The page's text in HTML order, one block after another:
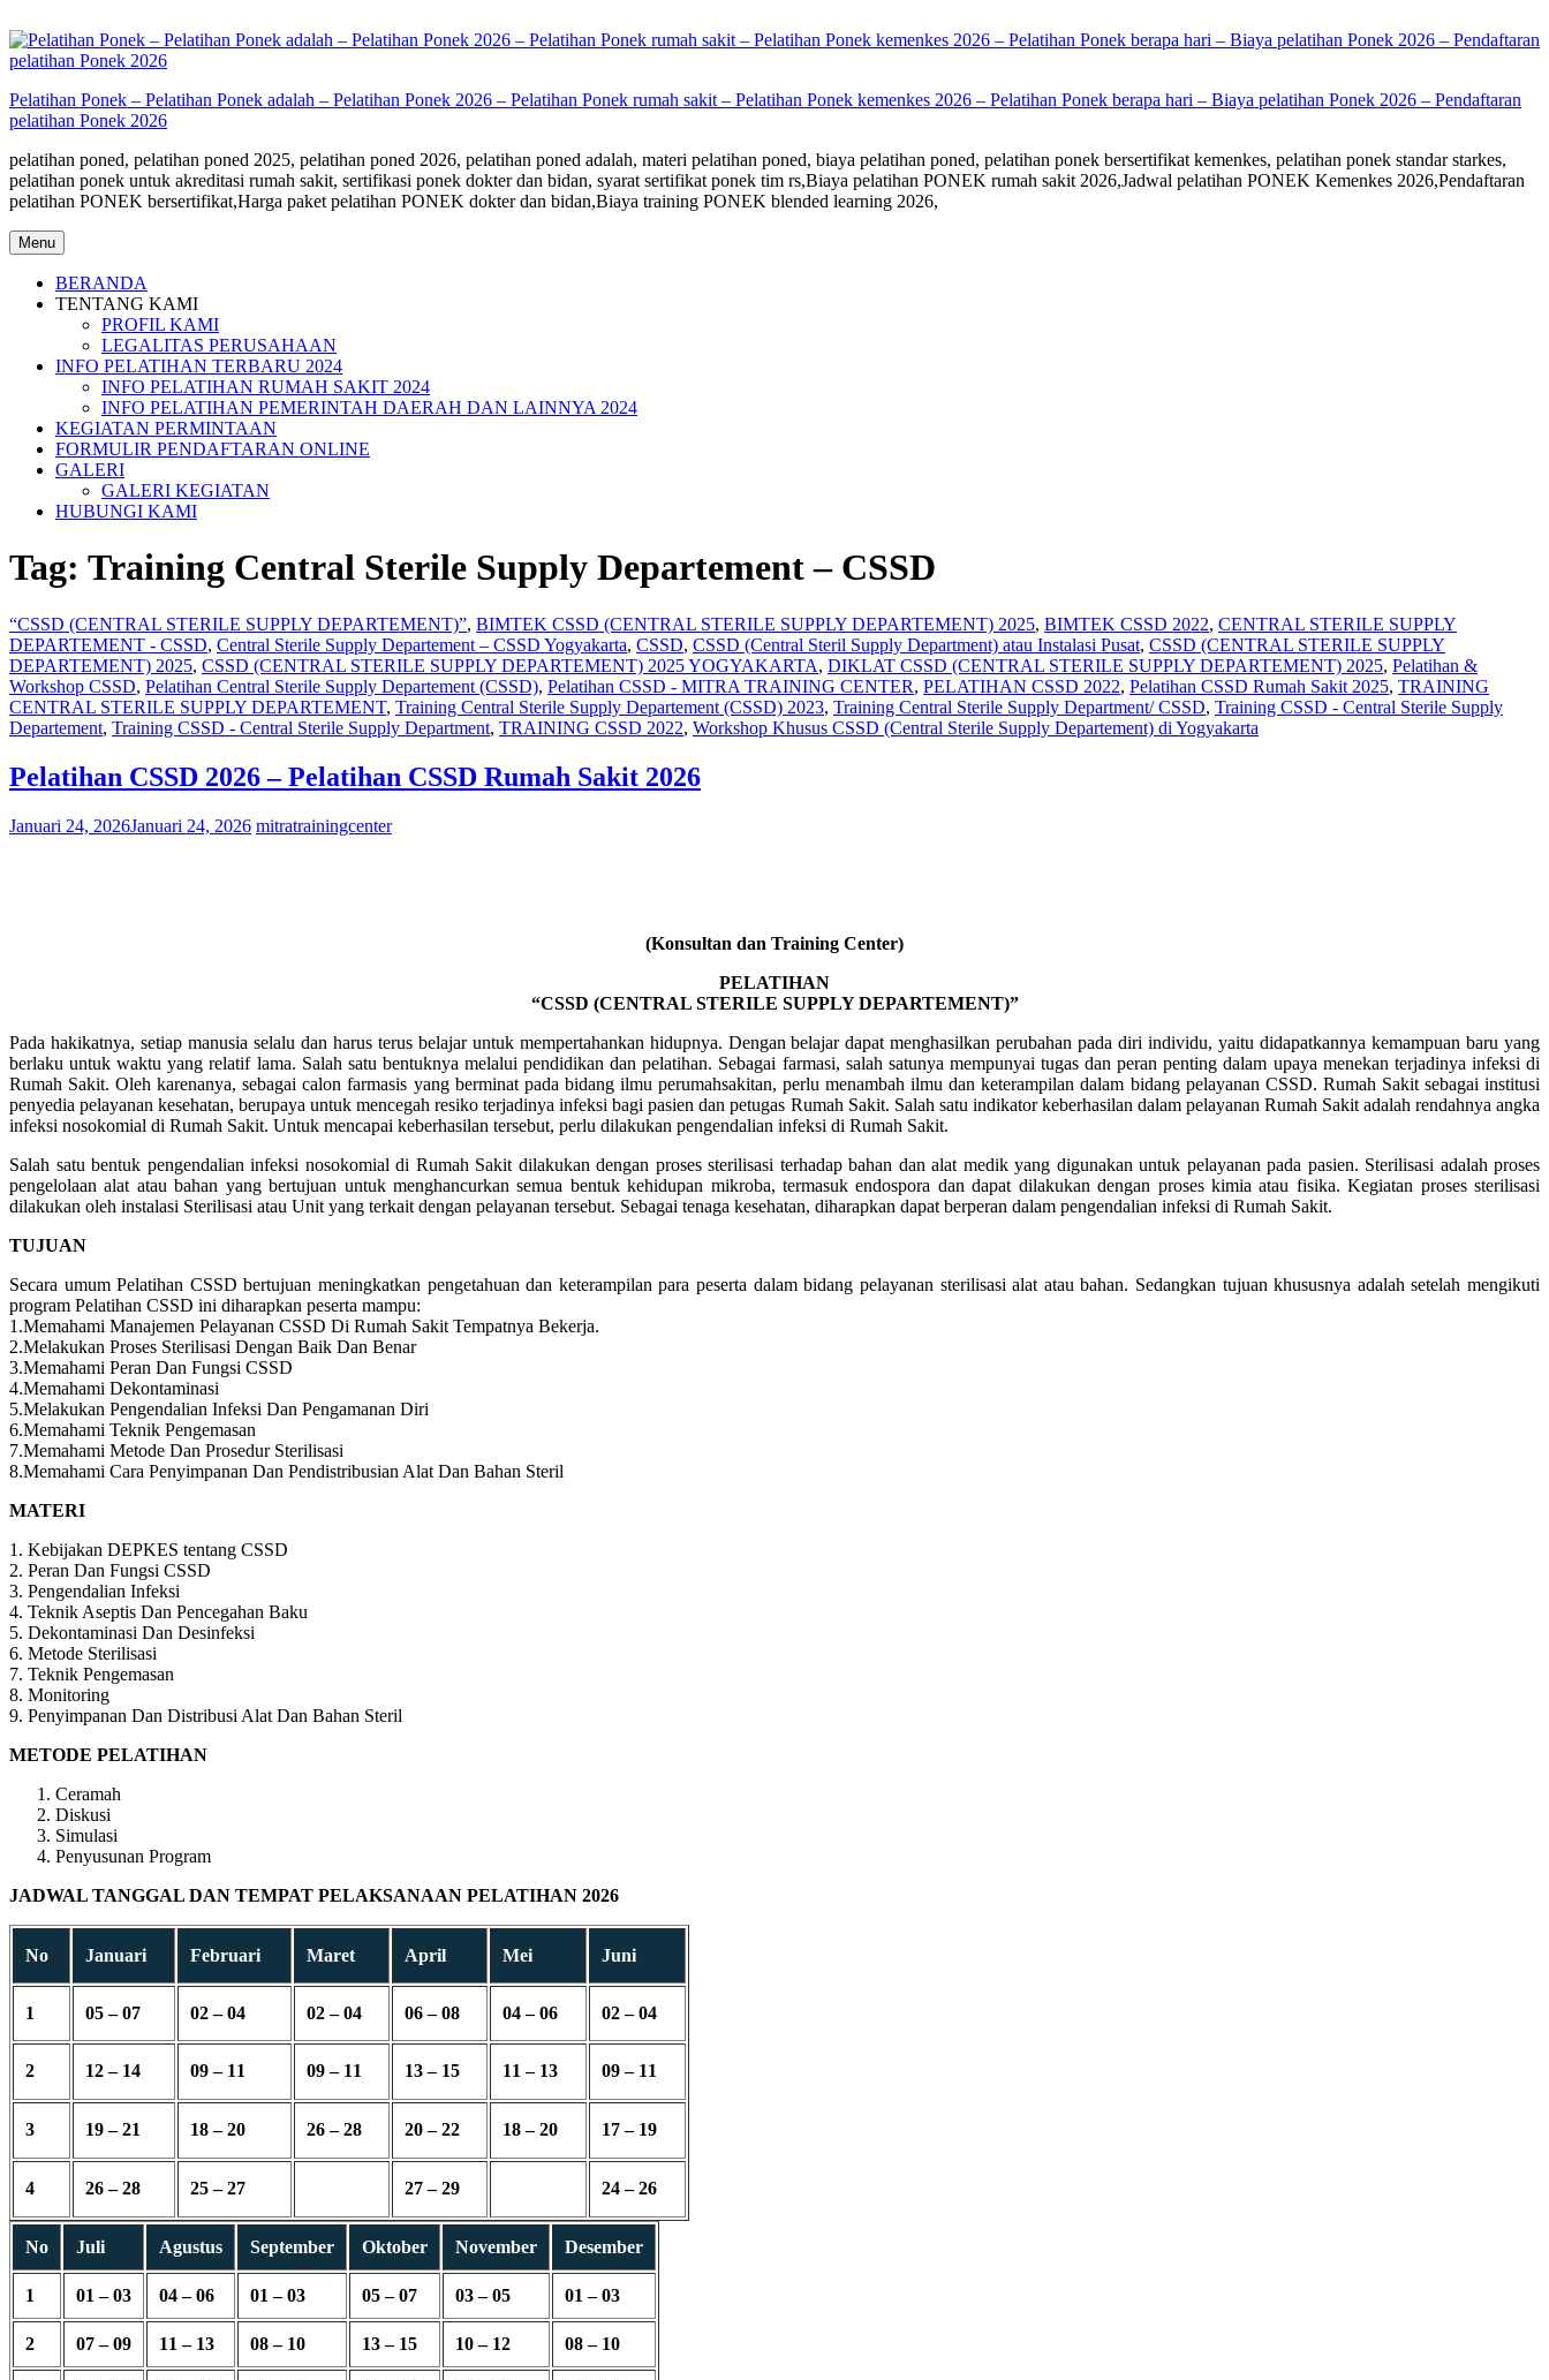
to
content
Pelatihan Ponek – Pelatihan Ponek adalah – Pelatihan Ponek 2026 – Pelatihan Ponek rumah sakit – Pelatihan Ponek kemenkes 2026 – Pelatihan Ponek berapa hari – Biaya pelatihan Ponek 2026 – Pendaftaran
pelatihan Ponek 2026
pelatihan poned, pelatihan poned 2025, pelatihan poned 2026, pelatihan poned adalah, materi pelatihan poned, biaya pelatihan poned, pelatihan ponek bersertifikat kemenkes, pelatihan ponek standar starkes,
pelatihan ponek untuk akreditasi rumah sakit, sertifikasi ponek dokter dan bidan, syarat sertifikat ponek tim rs,Biaya pelatihan PONEK rumah sakit 2026,Jadwal pelatihan PONEK Kemenkes 2026,Pendaftaran
pelatihan PONEK bersertifikat,Harga paket pelatihan PONEK dokter dan bidan,Biaya training PONEK blended learning 2026,
Menu
BERANDA
TENTANG KAMI
PROFIL KAMI
LEGALITAS PERUSAHAAN
INFO PELATIHAN TERBARU 2024
INFO PELATIHAN RUMAH SAKIT 2024
INFO PELATIHAN PEMERINTAH DAERAH DAN LAINNYA 2024
KEGIATAN PERMINTAAN
FORMULIR PENDAFTARAN ONLINE
GALERI
GALERI KEGIATAN
HUBUNGI KAMI
Tag: Training Central Sterile Supply Departement – CSSD
“CSSD (CENTRAL STERILE SUPPLY DEPARTEMENT)”, BIMTEK CSSD (CENTRAL STERILE SUPPLY DEPARTEMENT) 2025, BIMTEK CSSD 2022, CENTRAL STERILE SUPPLY
DEPARTEMENT - CSSD, Central Sterile Supply Departement – CSSD Yogyakarta, CSSD, CSSD (Central Steril Supply Department) atau Instalasi Pusat, CSSD (CENTRAL STERILE SUPPLY
DEPARTEMENT) 2025, CSSD (CENTRAL STERILE SUPPLY DEPARTEMENT) 2025 YOGYAKARTA, DIKLAT CSSD (CENTRAL STERILE SUPPLY DEPARTEMENT) 2025, Pelatihan &
Workshop CSSD, Pelatihan Central Sterile Supply Departement (CSSD), Pelatihan CSSD - MITRA TRAINING CENTER, PELATIHAN CSSD 2022, Pelatihan CSSD Rumah Sakit 2025, TRAINING
CENTRAL STERILE SUPPLY DEPARTEMENT, Training Central Sterile Supply Departement‎ (CSSD) 2023, Training Central Sterile Supply Department/ CSSD, Training CSSD - Central Sterile Supply
Departement, Training CSSD - Central Sterile Supply Department, TRAINING CSSD 2022, Workshop Khusus CSSD (Central Sterile Supply Departement) di Yogyakarta
Pelatihan CSSD 2026 – Pelatihan CSSD Rumah Sakit 2026
Januari 24, 2026Januari 24, 2026 mitratrainingcenter
(Konsultan dan Training Center)
PELATIHAN
“CSSD (CENTRAL STERILE SUPPLY DEPARTEMENT)”
Pada hakikatnya, setiap manusia selalu dan harus terus belajar untuk mempertahankan hidupnya. Dengan belajar dapat menghasilkan perubahan pada diri individu, yaitu didapatkannya kemampuan baru yang
berlaku untuk waktu yang relatif lama. Salah satu bentuknya melalui pendidikan dan pelatihan. Sebagai farmasi, salah satunya mempunyai tugas dan peran penting dalam upaya menekan terjadinya infeksi di
Rumah Sakit. Oleh karenanya, sebagai calon farmasis yang berminat pada bidang ilmu perumahsakitan, perlu menambah ilmu dan keterampilan dalam bidang pelayanan CSSD. Rumah Sakit sebagai institusi
penyedia pelayanan kesehatan, berupaya untuk mencegah resiko terjadinya infeksi bagi pasien dan petugas Rumah Sakit. Salah satu indikator keberhasilan dalam pelayanan Rumah Sakit adalah rendahnya angka
infeksi nosokomial di Rumah Sakit. Untuk mencapai keberhasilan tersebut, perlu dilakukan pengendalian infeksi di Rumah Sakit.
Salah satu bentuk pengendalian infeksi nosokomial di Rumah Sakit dilakukan dengan proses sterilisasi terhadap bahan dan alat medik yang digunakan untuk pelayanan pada pasien. Sterilisasi adalah proses
pengelolaan alat atau bahan yang bertujuan untuk menghancurkan semua bentuk kehidupan mikroba, termasuk endospora dan dapat dilakukan dengan proses kimia atau fisika. Kegiatan proses sterilisasi
dilakukan oleh instalasi Sterilisasi atau Unit yang terkait dengan pelayanan tersebut. Sebagai tenaga kesehatan, diharapkan dapat berperan dalam pengendalian infeksi di Rumah Sakit.
TUJUAN
Secara umum Pelatihan CSSD bertujuan meningkatkan pengetahuan dan keterampilan para peserta dalam bidang pelayanan sterilisasi alat atau bahan. Sedangkan tujuan khususnya adalah setelah mengikuti
program Pelatihan CSSD ini diharapkan peserta mampu:
1.Memahami Manajemen Pelayanan CSSD Di Rumah Sakit Tempatnya Bekerja.
2.Melakukan Proses Sterilisasi Dengan Baik Dan Benar
3.Memahami Peran Dan Fungsi CSSD
4.Memahami Dekontaminasi
5.Melakukan Pengendalian Infeksi Dan Pengamanan Diri
6.Memahami Teknik Pengemasan
7.Memahami Metode Dan Prosedur Sterilisasi
8.Memahami Cara Penyimpanan Dan Pendistribusian Alat Dan Bahan Steril
MATERI
1. Kebijakan DEPKES tentang CSSD
2. Peran Dan Fungsi CSSD
3. Pengendalian Infeksi
4. Teknik Aseptis Dan Pencegahan Baku
5. Dekontaminasi Dan Desinfeksi
6. Metode Sterilisasi
7. Teknik Pengemasan
8. Monitoring
9. Penyimpanan Dan Distribusi Alat Dan Bahan Steril
METODE PELATIHAN
Ceramah
Diskusi
Simulasi
Penyusunan Program
JADWAL TANGGAL DAN TEMPAT PELAKSANAAN PELATIHAN 2026
No Januari Februari Maret April Mei Juni
1 05 – 07 02 – 04 02 – 04 06 – 08 04 – 06 02 – 04
2 12 – 14 09 – 11 09 – 11 13 – 15 11 – 13 09 – 11
3 19 – 21 18 – 20 26 – 28 20 – 22 18 – 20 17 – 19
4 26 – 28 25 – 27 27 – 29 24 – 26
No Juli Agustus September Oktober November Desember
1 01 – 03 04 – 06 01 – 03 05 – 07 03 – 05 01 – 03
2 07 – 09 11 – 13 08 – 10 13 – 15 10 – 12 08 – 10